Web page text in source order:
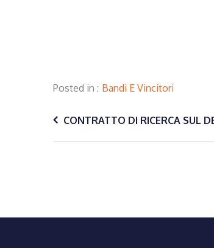
Posted in Bandi E Vincitori
CONTRATTO DI RICERCA SUL